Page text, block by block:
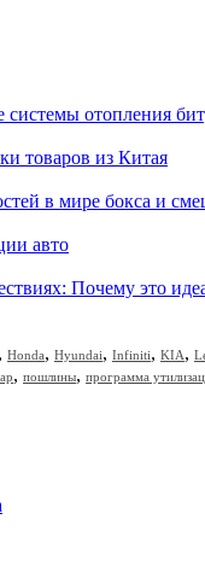
системы отопления
товаров из Китая
в мире бокса и
авто
Почему это
, Honda, Hyundai, Infiniti, KIA,
, пошлины, программа